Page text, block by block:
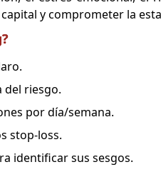
y comprometer la
del riesgo.
por día/semana.
stop-loss.
identificar sus sesgos.